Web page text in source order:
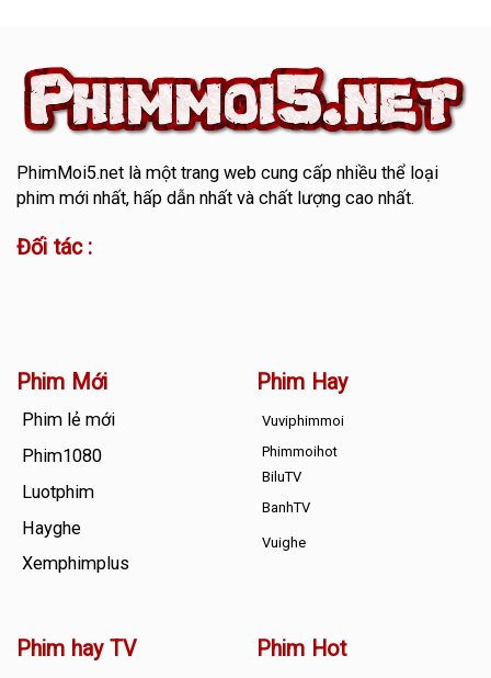
PhimMoi5.netlà một trang web cung cấp nhiều thể loại
phim mới nhất, hấp dẫn nhất và chất lượng cao nhất.
Đối tác :
Phim Mới
Phim lẻ mới
Phim1080
Luotphim
Hayghe
Xemphimplus
Phim Hay
Vuviphimmoi
Phimmoihot
BiluTV
BanhTV
Vuighe
Phim hay TV Phim Hot